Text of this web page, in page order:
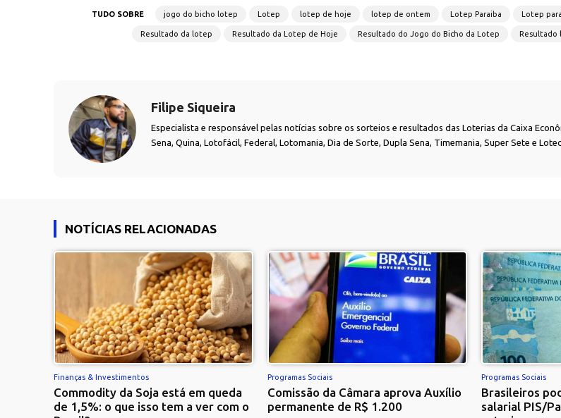
TUDO SOBRE jogo do bicho lotep Lotep lotep de hoje lotep de ontem Lotep Paraiba Lotep
Resultado da lotep Resultado da Lotep de Hoje Resultado do Jogo do Bicho da Lotep Resultado
Filipe Siqueira
Especialista e responsável pelas notícias sobre os sorteios e resultados das Loterias da Caixa
Sena, Quina, Lotofácil, Federal, Lotomania, Dia de Sorte, Dupla Sena, Timemania, Super Sete e
NOTÍCIAS RELACIONADAS
Finanças & Investimentos
Commodity da Soja está em queda
de 1,5%: o que isso tem a ver com o
Programas Sociais
Comissão da Câmara aprova Auxílio
permanente de R$ 1.200
Programas Sociais
Brasileiros
salarial PIS/